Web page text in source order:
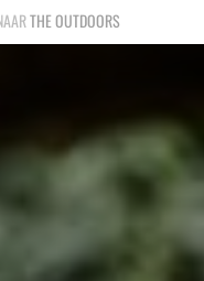
THE OUTDOORS